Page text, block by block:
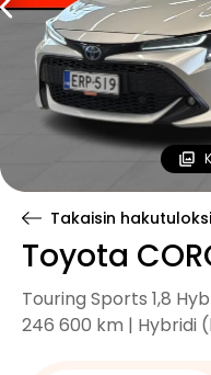
Takaisin
Toyota
Touring Sports 1,8
246 600 km | Hybridi